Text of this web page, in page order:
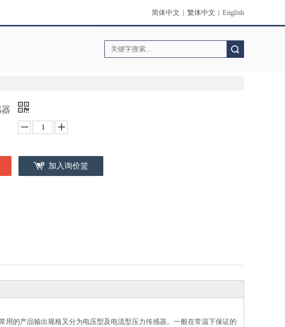
简体中文 繁体中文 English
加入询价篮
用的产品输出规格又分为电压型及电流型压力传感器。一般在常温下保证的